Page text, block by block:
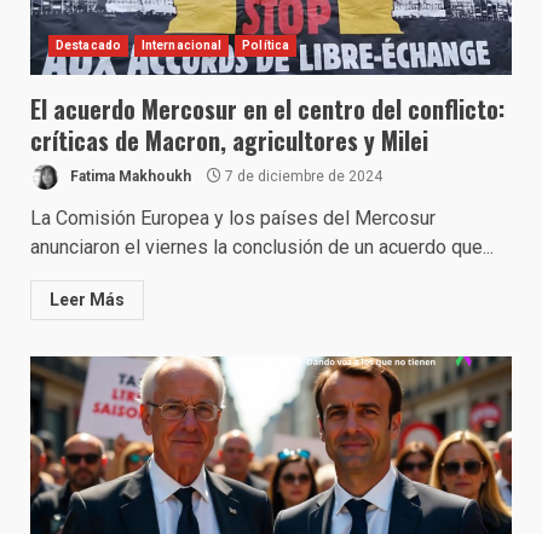
Destacado Internacional Política
El acuerdo Mercosur en el centro del conflicto:
críticas de Macron, agricultores y Milei
Fatima Makhoukh 7 de diciembre de 2024
La Comisión Europea y los países del Mercosur
anunciaron el viernes la conclusión de un acuerdo que...
Leer Más